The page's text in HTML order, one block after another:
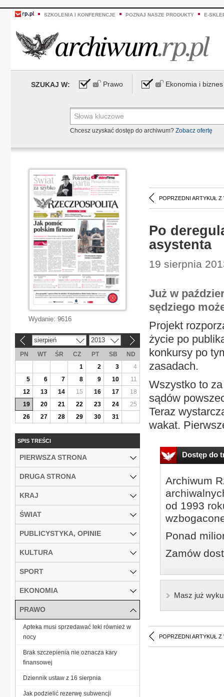
SZKOLENIA I KONFERENCJE POZNAJ NASZE PRODUKTY E-
SZUKAJ W: Prawo Ekonomia i biznes
Chcesz uzyskać dostęp do archiwum? Zobacz ofertę
POPRZEDNI ARTYKUŁ Z
Po
asystenta
19 sierpnia
Już w
sędziego
Projekt
życie po
konkursy po
zasadach.
Wszystko to
sądów
Teraz
wakat.
Dostęp do
Archiwum
od 1993
Ponad
Zamów
Masz już
POPRZEDNI ARTYKUŁ Z
Wydanie: 9616
sierpień 2013
PN WT ŚR CZ PT SB
ND
1
2 3
4
5
6 7 8 9 10
11
12
13 14 15 16 17
18
19
20 21 22 23 24
25
26
27 28 29 30 31
SPIS TREŚCI
PIERWSZA STRONA
DRUGA STRONA
KRAJ
ŚWIAT
PUBLICYSTYKA, OPINIE
KULTURA
SPORT
EKONOMIA
PRAWO
Apteka musi sprzedawać leki również w
nocy
Brak szczepienia nie oznacza kary
finansowej
Dziennik ustaw z 16 sierpnia
Jak podzielić rezerwę subwencji